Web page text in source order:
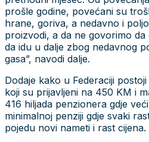
prošle godine, povećani su
hrane, goriva, a nedavno i
proizvodi, a da ne govorimo
da idu u dalje zbog nedavnog
gasa”, navodi dalje.
Dodaje kako u Federaciji
koji su prijavljeni na 450 KM i
416 hiljada penzionera gdje
minimalnoj penziji gdje svaki
pojedu novi nameti i rast cijena.